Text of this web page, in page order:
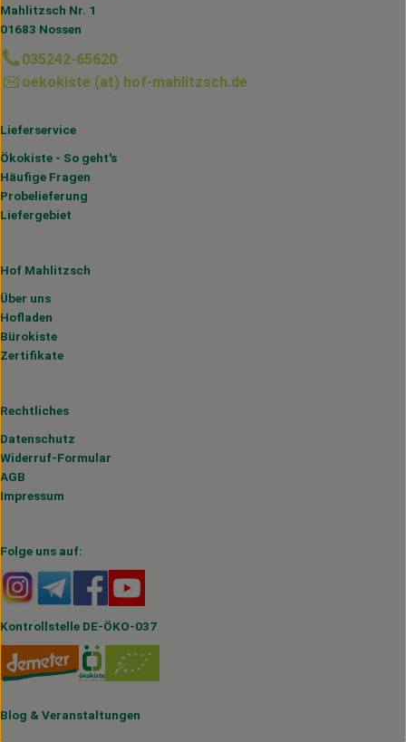
Mahlitzsch Nr. 1
01683 Nossen
035242-65620
oekokiste (at) hof-mahlitzsch.de
Lieferservice
Ökokiste - So geht's
Häufige Fragen
Probelieferung
Liefergebiet
Hof Mahlitzsch
Über uns
Hofladen
Bürokiste
Zertifikate
Rechtliches
Datenschutz
Widerruf-Formular
AGB
Impressum
Folge uns auf:
Externer Link zu https://www.instagram.com/
Externer Link zu https://t.me/s/hofmahlitzsch
Externer Link zu https://www.facebook.com/
Kontrollstelle DE-ÖKO-037
Blog & Veranstaltungen